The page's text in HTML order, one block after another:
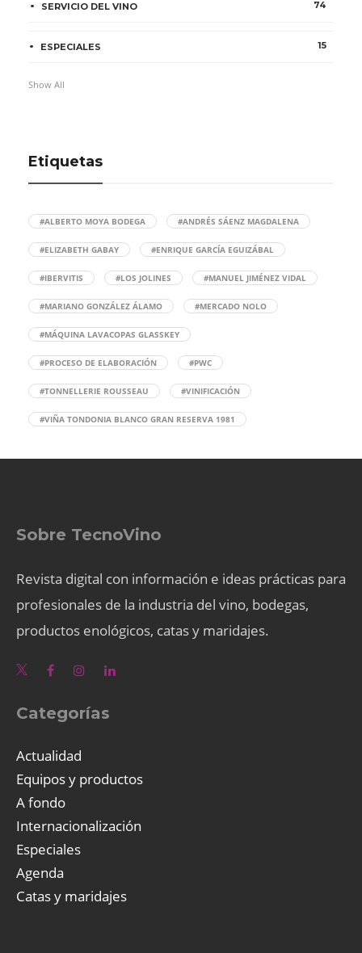
SERVICIO DEL VINO
74
ESPECIALES 15
Show All
Etiquetas
#ALBERTO MOYA BODEGA #ANDRÉS SÁENZ MAGDALENA
#ELIZABETH GABAY #ENRIQUE GARCÍA EGUIZÁBAL
#IBERVITIS #LOS JOLINES #MANUEL JIMÉNEZ VIDAL
#MARIANO GONZÁLEZ ÁLAMO #MERCADO NOLO
#MÁQUINA LAVACOPAS GLASSKEY
#PROCESO DE ELABORACIÓN #PWC
#TONNELLERIE ROUSSEAU #VINIFICACIÓN
#VIÑA TONDONIA BLANCO GRAN RESERVA 1981
Sobre TecnoVino
Revista digital con información e ideas prácticas para
profesionales de la industria del vino, bodegas,
productos enológicos, catas y maridajes.
Categorías
Actualidad
Equipos y productos
A fondo
Internacionalización
Especiales
Agenda
Catas y maridajes